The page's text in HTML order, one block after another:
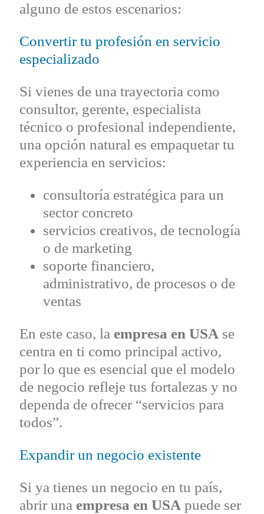
alguno de estos escenarios:
Convertir tu profesión en servicio
especializado
Si vienes de una trayectoria como
consultor, gerente, especialista
técnico o profesional independiente,
una opción natural es empaquetar tu
experiencia en servicios:
consultoría estratégica para un
sector concreto
servicios creativos, de tecnología
o de marketing
soporte financiero,
administrativo, de procesos o de
ventas
En este caso, la empresa en USA se
centra en ti como principal activo,
por lo que es esencial que el modelo
de negocio refleje tus fortalezas y no
dependa de ofrecer “servicios para
todos”.
Expandir un negocio existente
Si ya tienes un negocio en tu país,
abrir una empresa en USA puede ser